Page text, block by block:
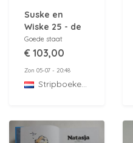
Suske en
Wiske 25 - de
straatridder -
1e druk - 1955
Goede staat
€ 103,00
Zon 05-07 - 20:48
StripboekenZolder